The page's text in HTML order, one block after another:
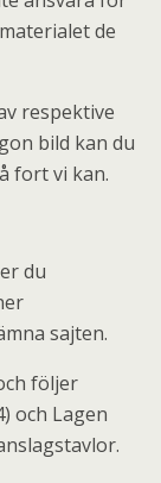
de
respektive
bild kan du
fort vi kan.
du
sajten.
följer
och Lagen